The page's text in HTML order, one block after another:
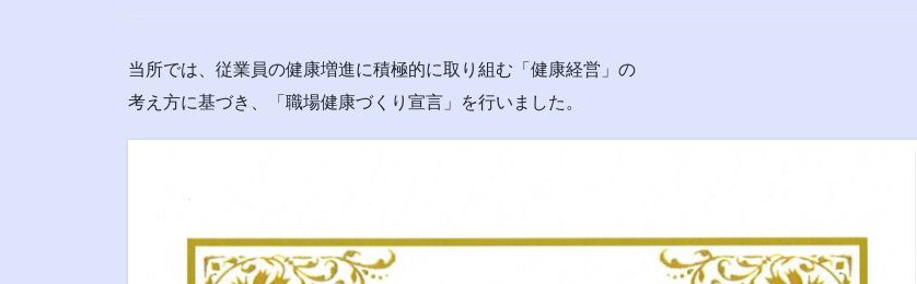
当所では、従業員の健康増進に積極的に取り組む「健康経営」の
考え方に基づき、「職場健康づくり宣言」を行いました。